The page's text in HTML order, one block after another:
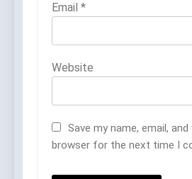
Email *
Website
Save my name, email,
browser for the next time I